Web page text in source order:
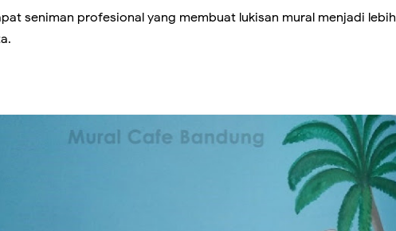
Jasa Lukis Mural Cafe Harga Termurah & Terbaru 2021
Jasa Lukis Mural Dengan Kualitas Terbaik Se Indonesia
seniman profesional yang membuat lukisan mural menjadi lebih